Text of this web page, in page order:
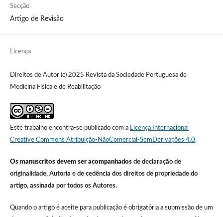
Secção
Artigo de Revisão
Licença
Direitos de Autor (c) 2025 Revista da Sociedade Portuguesa de
Medicina Física e de Reabilitação
Este trabalho encontra-se publicado com a Licença Internacional
Creative Commons Atribuição-NãoComercial-SemDerivações 4.0.
Os manuscritos devem ser acompanhadosde declaração de
originalidade, Autoria e de cedência dos direitos de propriedade do
artigo, assinada por todos os Autores.
Quando o artigo é aceite para publicação é obrigatória a submissão de um